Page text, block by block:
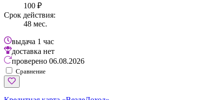
100 ₽
Срок действия:
48 мес.
выдача 1 час
доставка нет
проверено 06.08.2026
Сравнение